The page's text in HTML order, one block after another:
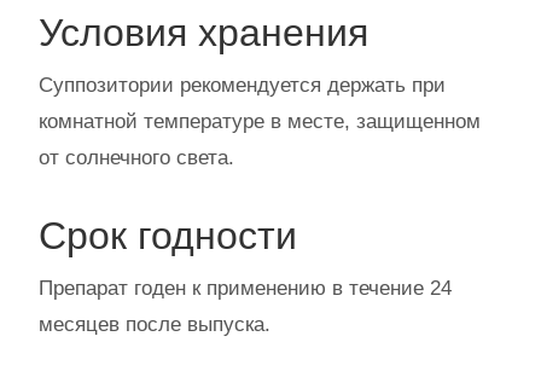
Условия хранения
Суппозитории рекомендуется держать при
комнатной температуре в месте, защищенном
от солнечного света.
Срок годности
Препарат годен к применению в течение 24
месяцев после выпуска.